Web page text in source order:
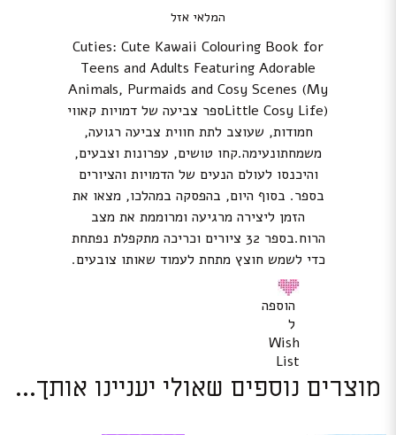
המלאי אזל
Cuties: Cute Kawaii Colouring Book for
Teens and Adults Featuring Adorable
Animals, Purmaids and Cosy Scenes (My
Little Cosy Life)ספר צביעה של דמויות קאווי
חמודות, שעוצב לתת חווית צביעה רגועה,
משמחתונעימה.קחו טושים, עפרונות וצבעים,
והיכנסו לעולם הנעים של הדמויות והציורים
בספר. בסוף היום, בהפסקה במהלכו, מצאו את
הזמן ליצירה מרגיעה ומרוממת את מצב
הרוח.בספר 32 ציורים וכריכה מתקפלת נפתחת
כדי לשמש חוצץ מתחת לעמוד שאותו צובעים.
הוספה
ל
Wish
List
מוצרים נוספים שאולי יעניינו אותך...